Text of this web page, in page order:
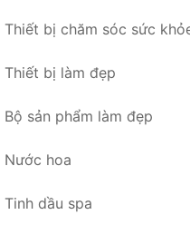
Thiết bị chăm sóc sức
Thiết bị làm đẹp
Bộ sản phẩm làm đẹp
Nước hoa
Tinh dầu spa